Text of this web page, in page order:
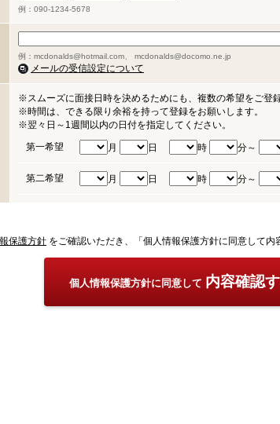
例：090-1234-5678
例：mcdonalds@hotmail.com、 mcdonalds@docomo.ne.jp
メールの受信設定について
※スムーズに面接日時を決めるためにも、複数の希望をご登録
※時間は、できる限り余裕を持って登録をお願いします。
※翌々日～1週間以内の日付を指定してください。
第一希望
月 日 時 分～
第二希望 月 日 時 分～
保護方針 をご確認いただき、「個人情報保護方針に同意して
個人情報保護方針に同意して 内容確認